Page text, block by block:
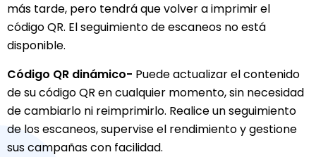
más tarde, pero tendrá que volver a imprimir el
código QR. El seguimiento de escaneos no está
disponible.
Código QR dinámico- Puede actualizar el contenido
de su código QR en cualquier momento, sin necesidad
de cambiarlo ni reimprimirlo. Realice un seguimiento
de los escaneos, supervise el rendimiento y gestione
sus campañas con facilidad.